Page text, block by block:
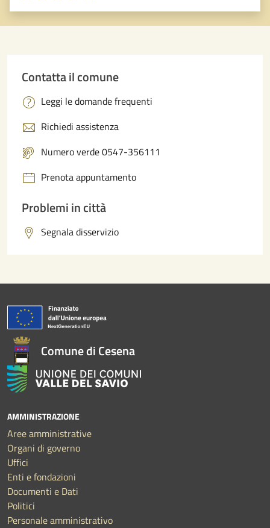
Valuta 5 stelle su 5
Valuta 4 stelle su 5
Valuta 3 stelle su 5
Valuta 2 stelle su 5
Valuta 1 stelle su 5
Contatta il comune
Leggi le domande frequenti
Richiedi assistenza
Numero verde 0547-356111
Prenota appuntamento
Problemi in città
Segnala disservizio
Comune di Cesena
AMMINISTRAZIONE
Aree amministrative
Organi di governo
Uffici
Enti e fondazioni
Documenti e Dati
Politici
Personale amministrativo